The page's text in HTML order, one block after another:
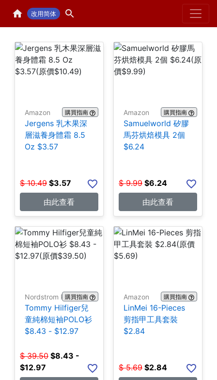
改用简体 Home
Amazon 購買指南
Jergens 乳木果深
層滋養身體霜 8.5
Oz $3.57
$ 10.49 $3.57
由此查看
Amazon 購買指南
Samuelworld 矽膠
馬芬烘焙模具 2個
$6.24
$ 9.99 $6.24
由此查看
Nordstrom Rack購買指南
Tommy Hilfiger兒
童純棉短袖POLO衫
$8.43 - $12.97
$ 39.50 $8.43 -
$12.97
Amazon 購買指南
LinMei 16-Pieces
剪指甲工具套裝
$2.84
$ 5.69 $2.84